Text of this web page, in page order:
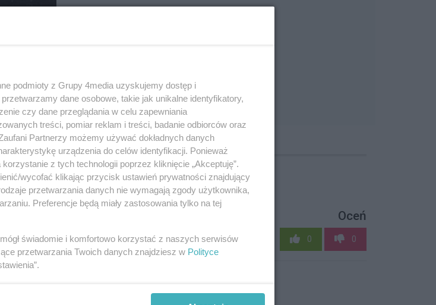
Oceń
0 0
podmioty z Grupy 4media uzyskujemy dostęp i
dane osobowe, takie jak unikalne identyfikatory,
czy dane przeglądania w celu zapewniania
treści, pomiar reklam i treści, badanie odbiorców oraz
Partnerzy możemy używać dokładnych danych
urządzenia do celów identyfikacji. Ponieważ
z tych technologii poprzez kliknięcie „Akceptuję”.
wycofać klikając przycisk ustawień prywatności znajdujący
przetwarzania danych nie wymagają zgody użytkownika,
Preferencje będą miały zastosowania tylko na tej
świadomie i komfortowo korzystać z naszych serwisów
przetwarzania Twoich danych znajdziesz w Polityce